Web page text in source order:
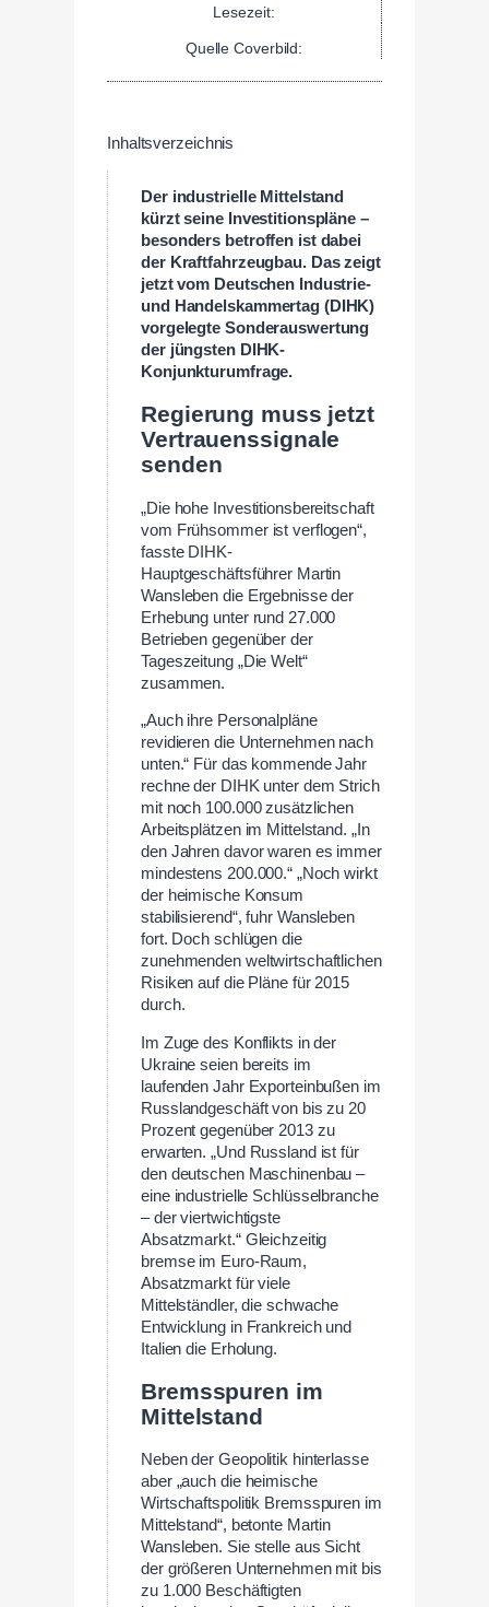
Lesezeit:
Quelle Coverbild:
Inhaltsverzeichnis
Der industrielle Mittelstand
kürzt seine Investitionspläne –
besonders betroffen ist dabei
der Kraftfahrzeugbau. Das zeigt
jetzt vom Deutschen Industrie-
und Handelskammertag (DIHK)
vorgelegte Sonderauswertung
der jüngsten DIHK-
Konjunkturumfrage.
Regierung muss jetzt
Vertrauenssignale
senden
„Die hohe Investitionsbereitschaft
vom Frühsommer ist verflogen“,
fasste DIHK-
Hauptgeschäftsführer Martin
Wansleben die Ergebnisse der
Erhebung unter rund 27.000
Betrieben gegenüber der
Tageszeitung „Die Welt“
zusammen.
„Auch ihre Personalpläne
revidieren die Unternehmen nach
unten.“ Für das kommende Jahr
rechne der DIHK unter dem Strich
mit noch 100.000 zusätzlichen
Arbeitsplätzen im Mittelstand. „In
den Jahren davor waren es immer
mindestens 200.000.“ „Noch wirkt
der heimische Konsum
stabilisierend“, fuhr Wansleben
fort. Doch schlügen die
zunehmenden weltwirtschaftlichen
Risiken auf die Pläne für 2015
durch.
Im Zuge des Konflikts in der
Ukraine seien bereits im
laufenden Jahr Exporteinbußen im
Russlandgeschäft von bis zu 20
Prozent gegenüber 2013 zu
erwarten. „Und Russland ist für
den deutschen Maschinenbau –
eine industrielle Schlüsselbranche
– der viertwichtigste
Absatzmarkt.“ Gleichzeitig
bremse im Euro-Raum,
Absatzmarkt für viele
Mittelständler, die schwache
Entwicklung in Frankreich und
Italien die Erholung.
Bremsspuren im
Mittelstand
Neben der Geopolitik hinterlasse
aber „auch die heimische
Wirtschaftspolitik Bremsspuren im
Mittelstand“, betonte Martin
Wansleben. Sie stelle aus Sicht
der größeren Unternehmen mit bis
zu 1.000 Beschäftigten